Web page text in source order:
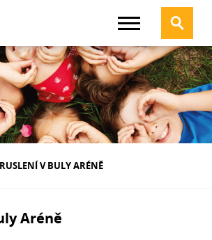
V BULY ARÉNĚ
Aréně